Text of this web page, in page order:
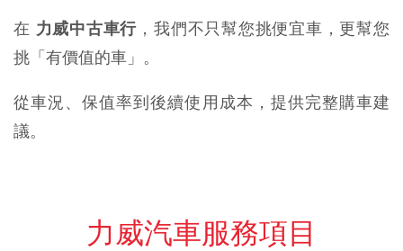
在 力威中古車行 ，我們不只幫您挑便宜車，更幫您
挑「有價值的車」。
從車況、保值率到後續使用成本，提供完整購車建
議。
力威汽車服務項目